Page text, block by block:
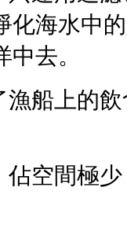
化海水中
去。
漁船上的
佔空間極